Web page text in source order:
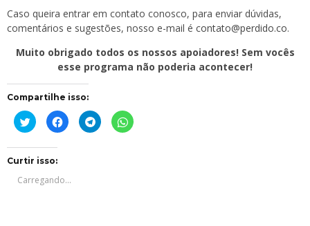
Caso queira entrar em contato conosco, para enviar dúvidas,
comentários e sugestões, nosso e-mail é contato@perdido.co.
Muito obrigado todos os nossos apoiadores! Sem vocês
esse programa não poderia acontecer!
Compartilhe isso:
Clique
para
compartilhar
em
janela)
Clique
para
compartilhar
janela)
Clique
para
compartilhar
Clique
para
Curtir isso:
Carregando...